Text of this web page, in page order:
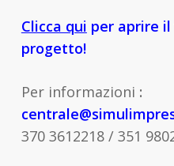
Clicca qui per aprire
progetto!
Per informazioni :
370 3612218 / 351